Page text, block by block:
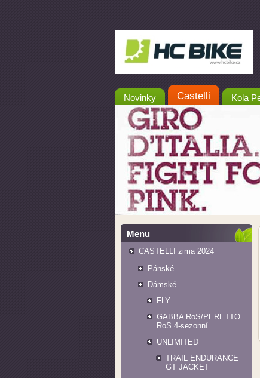
Novinky Castelli Kola
Menu
CASTELLI zima 2024
Pánské
Dámské
FLY
GABBA RoS/PERETTO
RoS 4-sezonní
UNLIMITED
TRAIL ENDURANCE
GT JACKET